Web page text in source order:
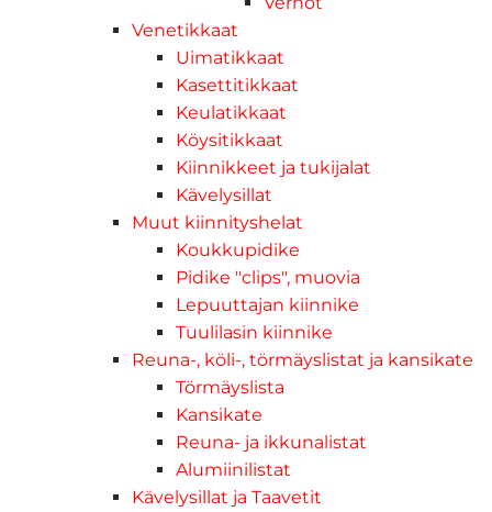
Venetikkaat
Uimatikkaat
Kasettitikkaat
Keulatikkaat
Köysitikkaat
Kiinnikkeet ja tukijalat
Kävelysillat
Muut kiinnityshelat
Koukkupidike
Pidike "clips", muovia
Lepuuttajan kiinnike
Tuulilasin kiinnike
Reuna-, köli-, törmäyslistat ja kansikate
Törmäyslista
Kansikate
Reuna- ja ikkunalistat
Alumiinilistat
Kävelysillat ja Taavetit